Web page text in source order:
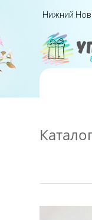
Перейти вниз
Нижний
Skip to content